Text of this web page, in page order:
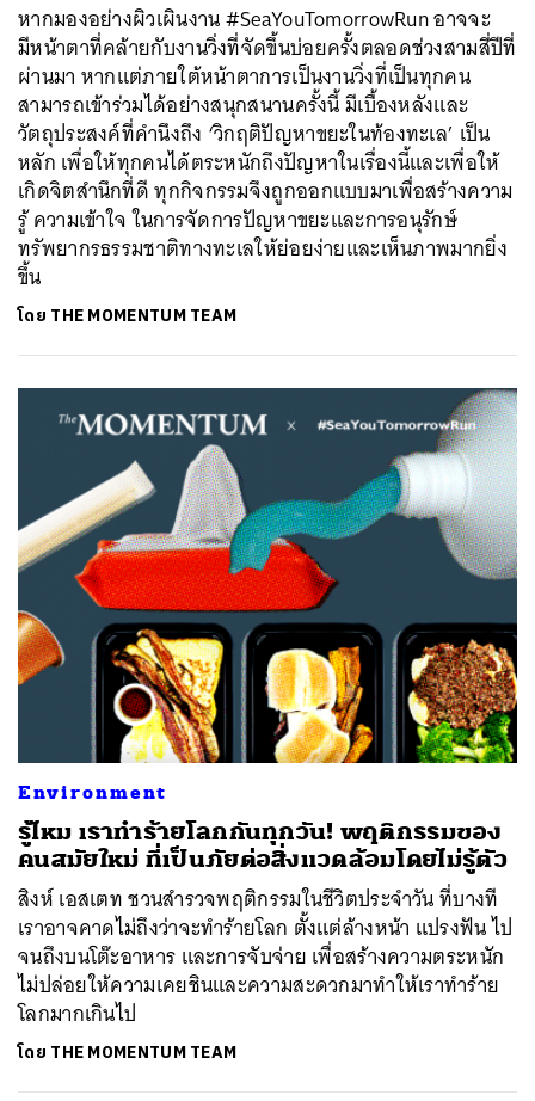
หากมองอย่างผิวเผินงาน #SeaYouTomorrowRun อาจจะ
มีหน้าตาที่คล้ายกับงานวิ่งที่จัดขึ้นบ่อยครั้งตลอดช่วงสามสี่ปีที่
ผ่านมา หากแต่ภายใต้หน้าตาการเป็นงานวิ่งที่เป็นทุกคน
สามารถเข้าร่วมได้อย่างสนุกสนานครั้งนี้ มีเบื้องหลังและ
วัตถุประสงค์ที่คำนึงถึง ‘วิกฤติปัญหาขยะในท้องทะเล’ เป็น
หลัก เพื่อให้ทุกคนได้ตระหนักถึงปัญหาในเรื่องนี้และเพื่อให้
เกิดจิตสำนึกที่ดี ทุกกิจกรรมจึงถูกออกแบบมาเพื่อสร้างความ
รู้ ความเข้าใจ ในการจัดการปัญหาขยะและการอนุรักษ์
ทรัพยากรธรรมชาติทางทะเลให้ย่อยง่ายและเห็นภาพมากยิ่ง
ขึ้น
โดย THE MOMENTUM TEAM
Environment
รู้ไหม เราทำร้ายโลกกันทุกวัน! พฤติกรรมของ
คนสมัยใหม่ ที่เป็นภัยต่อสิ่งแวดล้อมโดยไม่รู้ตัว
สิงห์ เอสเตท ชวนสำรวจพฤติกรรมในชีวิตประจำวัน ที่บางที
เราอาจคาดไม่ถึงว่าจะทำร้ายโลก ตั้งแต่ล้างหน้า แปรงฟัน ไป
จนถึงบนโต๊ะอาหาร และการจับจ่าย เพื่อสร้างความตระหนัก
ไม่ปล่อยให้ความเคยชินและความสะดวกมาทำให้เราทำร้าย
โลกมากเกินไป
โดย THE MOMENTUM TEAM